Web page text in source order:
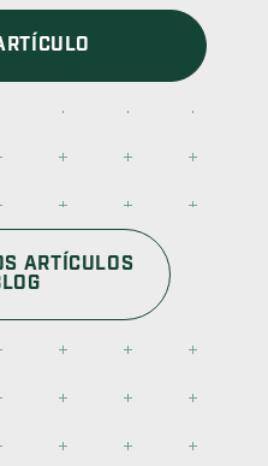
ARTÍCULOS